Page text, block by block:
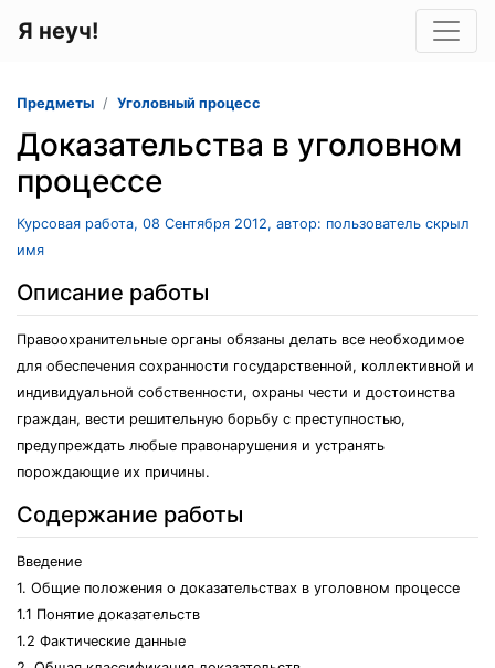
Я неуч!
Предметы Уголовный процесс
Доказательства в уголовном
процессе
Курсовая работа, 08 Сентября 2012, автор: пользователь скрыл
имя
Описание работы
Правоохранительные органы обязаны делать все необходимое
для обеспечения сохранности государственной, коллективной и
индивидуальной собственности, охраны чести и достоинства
граждан, вести решительную борьбу с преступностью,
предупреждать любые правонарушения и устранять
порождающие их причины.
Содержание работы
Введение
1. Общие положения о доказательствах в уголовном процессе
1.1 Понятие доказательств
1.2 Фактические данные